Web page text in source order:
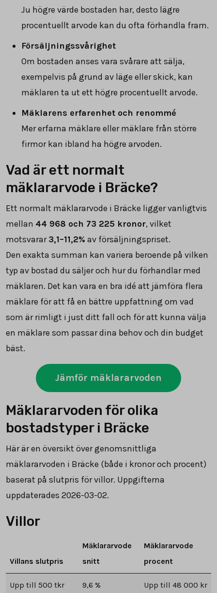
Ju högre värde bostaden har, desto lägre
procentuellt arvode kan du ofta förhandla fram.
Försäljningssvårighet
Om bostaden anses vara svårare att sälja,
exempelvis på grund av läge eller skick, kan
mäklaren ta ut ett högre procentuellt arvode.
Mäklarens erfarenhet och renommé
Mer erfarna mäklare eller mäklare från större
firmor kan ibland ha högre arvoden.
Vad är ett normalt
mäklararvode i Bräcke?
Ett normalt mäklararvode i Bräcke ligger vanligtvis
mellan 44 968 och 73 225 kronor, vilket
motsvarar3,1–11,2% av försäljningspriset.
Den exakta summan kan variera beroende på vilken
typ av bostad du säljer och hur du förhandlar med
mäklaren. Det kan vara en bra idé att jämföra flera
mäklare för att få en bättre uppfattning om vad
som är rimligt i just ditt fall och för att kunna välja
en mäklare som passar dina behov och din budget
bäst.
Jämför mäklararvoden
Mäklararvoden för olika
bostadstyper i Bräcke
Här är en översikt över genomsnittliga
mäklararvoden i Bräcke (både i kronor och procent)
baserat på slutpris för villor. Uppgifterna
uppdaterades 2026-03-02.
Villor
Villans slutpris
Mäklararvode
snitt
Mäklararvode
procent
Upp till 500 tkr 9,6 % Upp till 48 000 kr